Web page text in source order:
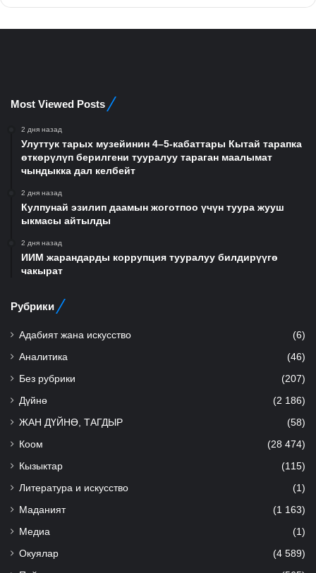
Most Viewed Posts
2 дня назад
Улуттук тарых музейинин 4–5-кабаттары Кытай тарапка
өткөрүлүп берилгени тууралуу тараган маалымат
чындыкка дал келбейт
2 дня назад
Кулпунай эзилип даамын жоготпоо үчүн туура жууш
ыкмасы айтылды
2 дня назад
ИИМ жарандарды коррупция тууралуу билдирүүгө
чакырат
Рубрики
Адабият жана искусство (6)
Аналитика (46)
Без рубрики (207)
Дүйнө (2 186)
ЖАН ДҮЙНӨ, ТАГДЫР (58)
Коом (28 474)
Кызыктар (115)
Литература и искусство (1)
Маданият (1 163)
Медиа (1)
Окуялар (4 589)